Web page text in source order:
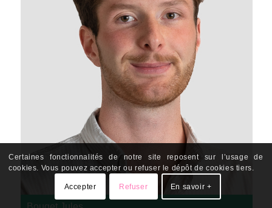
Certaines fonctionnalités de notre site reposent sur l’usage de
cookies. Vous pouvez accepter ou refuser le dépôt de cookies tiers.
Accepter Refuser En savoir +